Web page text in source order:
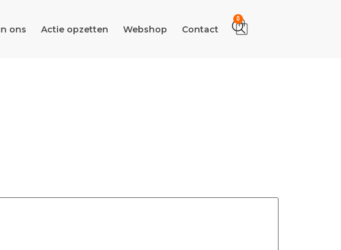
ons Actie opzetten Webshop Contact
0